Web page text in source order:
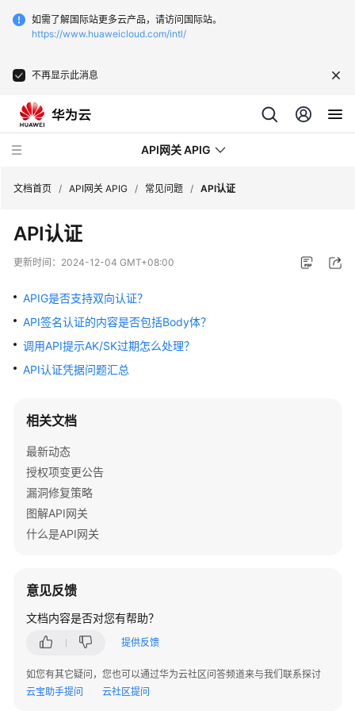
如需了解国际站更多云产品，请访问国际站。
https://www.huaweicloud.com/intl/
不再显示此消息
API网关 APIG
最
新
态
服
务
公
产
介
绍
计
费
说
快
速
用
户
文档首页 / API网关 APIG / 常见问题 / API认证
API认证
更新时间： 2024-12-04 GMT+08:00
APIG是否支持双向认证？
API签名认证的内容是否包括Body体？
调用API提示AK/SK过期怎么处理？
API认证凭据问题汇总
相关文档
最新动态
授权项变更公告
漏洞修复策略
图解API网关
什么是API网关
意见反馈
文档内容是否对您有帮助？
提供反馈
如您有其它疑问，您也可以通过华为云社区问答频道来与我们联系探讨
云宝助手提问
云社区提问